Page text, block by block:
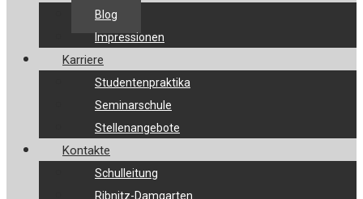
Blog
Impressionen
Karriere
Studentenpraktika
Seminarschule
Stellenangebote
Kontakte
Schulleitung
Ribnitz-Damgarten